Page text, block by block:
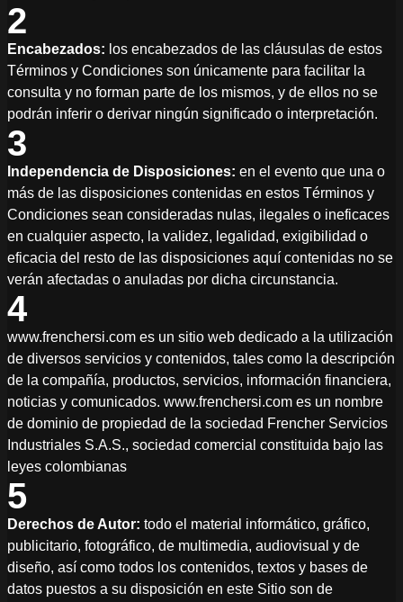
2
Encabezados: los encabezados de las cláusulas de estos
Términos y Condiciones son únicamente para facilitar la
consulta y no forman parte de los mismos, y de ellos no se
podrán inferir o derivar ningún significado o interpretación.
3
Independencia de Disposiciones: en el evento que una o
más de las disposiciones contenidas en estos Términos y
Condiciones sean consideradas nulas, ilegales o ineficaces
en cualquier aspecto, la validez, legalidad, exigibilidad o
eficacia del resto de las disposiciones aquí contenidas no se
verán afectadas o anuladas por dicha circunstancia.
4
www.frenchersi.com es un sitio web dedicado a la utilización
de diversos servicios y contenidos, tales como la descripción
de la compañía, productos, servicios, información financiera,
noticias y comunicados. www.frenchersi.com es un nombre
de dominio de propiedad de la sociedad Frencher Servicios
Industriales S.A.S., sociedad comercial constituida bajo las
leyes colombianas
5
Derechos de Autor: todo el material informático, gráfico,
publicitario, fotográfico, de multimedia, audiovisual y de
diseño, así como todos los contenidos, textos y bases de
datos puestos a su disposición en este Sitio son de